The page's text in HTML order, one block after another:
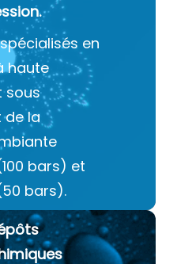
en
haute
sous
de la
bars) et
bars).